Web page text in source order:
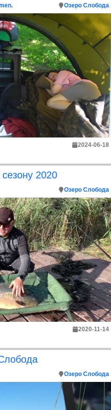
Озеро Слобода
2024-06-18
сезону 2020
Озеро Слобода
2020-11-14
Озеро Слобода